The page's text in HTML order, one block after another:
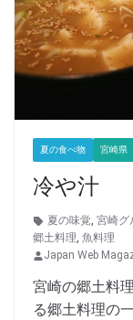
夏の食べ物 宮崎県
冷や汁
夏の味覚, 宮崎グ
郷土料理, 魚料理
Japan Web
宮崎の郷土料
る郷土料理の